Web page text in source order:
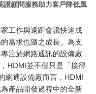
證顧問服務助力客戶降低風
工作與遠距會議快速成
需求也隨之成長。為支
注於網路通訊的設備廠
HDMI並不僅只是「接得
網通設備廠而言，HDMI
產品開發過程中的全新